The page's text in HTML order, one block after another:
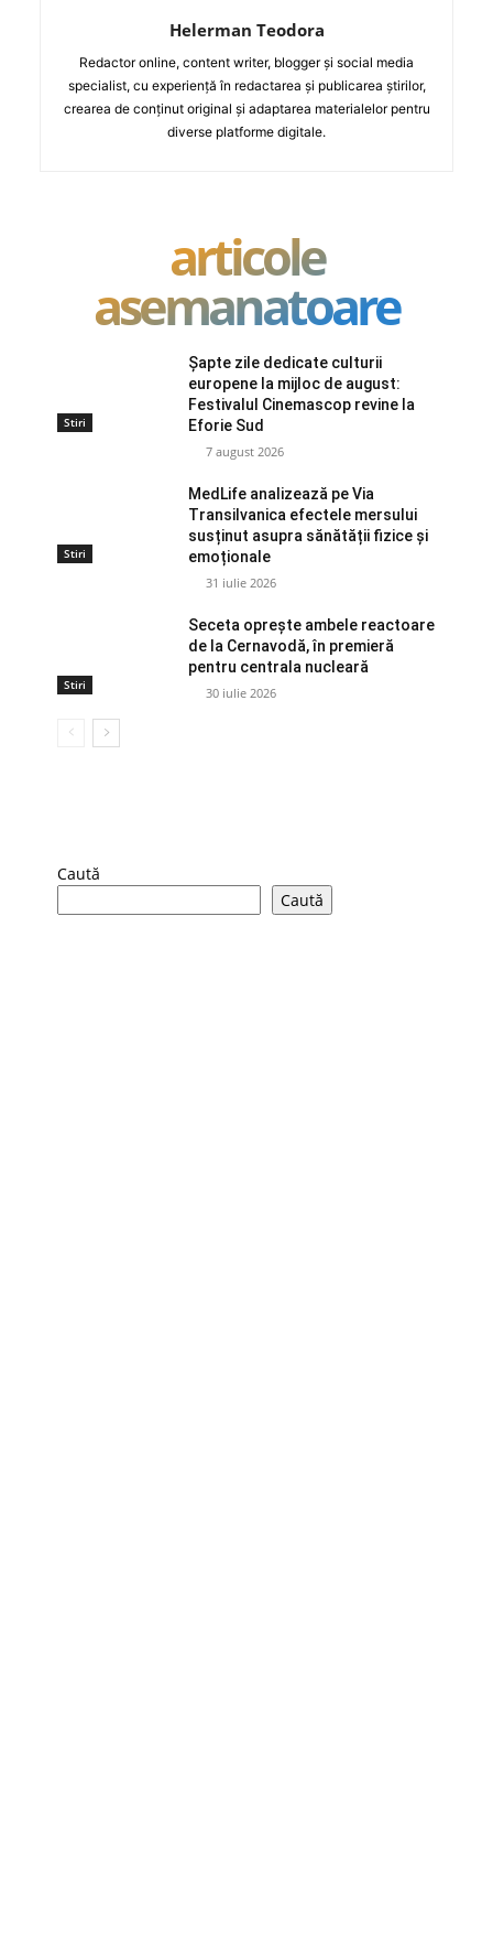
Helerman Teodora
Redactor online, content writer, blogger și social media
specialist, cu experiență în redactarea și publicarea știrilor,
crearea de conținut original și adaptarea materialelor pentru
diverse platforme digitale.
articole
asemanatoare
Stiri
Șapte zile dedicate culturii
europene la mijloc de august:
Festivalul Cinemascop revine la
Eforie Sud
7 august 2026
Stiri
MedLife analizează pe Via
Transilvanica efectele mersului
susținut asupra sănătății fizice și
emoționale
31 iulie 2026
Stiri
Seceta oprește ambele reactoare
de la Cernavodă, în premieră
pentru centrala nucleară
30 iulie 2026
Caută
Caută